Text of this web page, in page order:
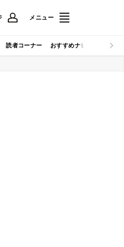
メニュー
読者コーナー おすすめナビ マイナビ